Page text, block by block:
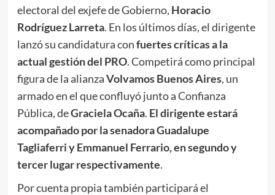
electoral del exjefe de Gobierno, Horacio
Rodríguez Larreta. En los últimos días, el dirigente
lanzó su candidatura confuertes críticas a la
actual gestión del PRO. Competirá como principal
figura de la alianzaVolvamos Buenos Aires, un
armado en el que confluyó junto a Confianza
Pública, deGraciela Ocaña. El dirigente estará
acompañado por la senadora Guadalupe
Tagliaferri y Emmanuel Ferrario, en segundo y
tercer lugar respectivamente.
Por cuenta propia también participará el